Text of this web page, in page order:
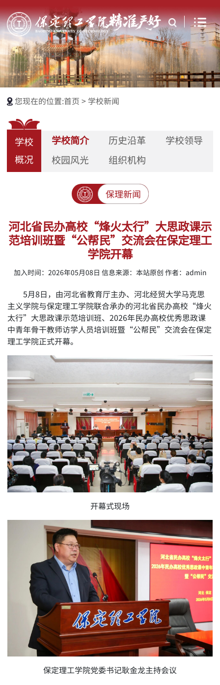
您现在的位置:首页 > 学校新闻
学校
概况
学校简介 历史沿革 学校领导
校园风光 组织机构
保理新闻
河北省民办高校“烽火太行”大思政课示
范培训班暨“公帮民”交流会在保定理工
学院开幕
加入时间：2026年05月08日 信息来源：本站原创 作者：admin
5月8日，由河北省教育厅主办、河北经贸大学马克思
主义学院与保定理工学院联合承办的河北省民办高校“烽火
太行”大思政课示范培训班、2026年民办高校优秀思政课
中青年骨干教师访学人员培训班暨“公帮民”交流会在保定
理工学院正式开幕。
开幕式现场
保定理工学院党委书记耿金龙主持会议